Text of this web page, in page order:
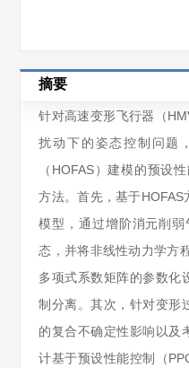
摘要
针对高速变形飞行器（
扰动下的姿态控制问题
（HOFAS）建模的预设
方法。首先，基于
模型，通过增阶消元削
态，并将非线性动力学方
多项式系数矩阵的参数化
制分离。其次，针对变形
的复合不确定性影响以及
计基于预设性能控制（